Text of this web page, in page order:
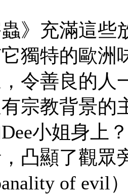
蟲》充滿這
獨特的歐洲
令善良的人
宗教背景的
小姐身上
凸顯了觀眾
of evil